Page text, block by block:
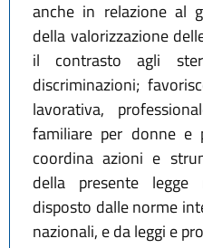
anche in relazione al
della valorizzazione
il contrasto agli
discriminazioni;
lavorativa,
familiare per donne e
coordina azioni e
della presente
disposto dalle norme
nazionali, e da leggi e